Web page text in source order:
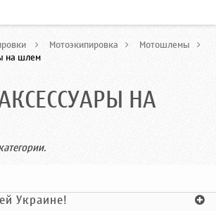
> Мотоэкипировка > Мотошлемы
на шлем
НА
Украине!